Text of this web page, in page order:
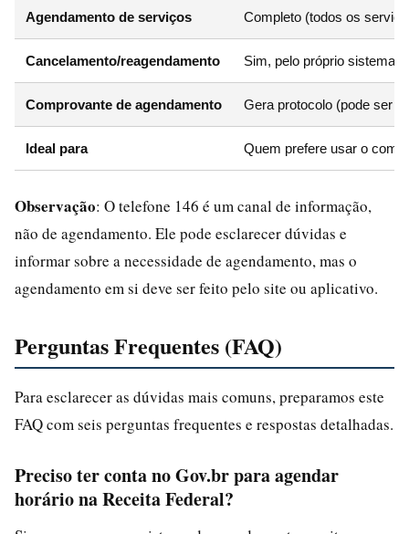
Agendamento de serviços Completo (todos os
Cancelamento/reagendamento Sim, pelo próprio sistema
Comprovante de agendamento Gera protocolo (pode ser
Ideal para Quem prefere usar o
Observação: O telefone 146 é um canal de informação,
não de agendamento. Ele pode esclarecer dúvidas e
informar sobre a necessidade de agendamento, mas o
agendamento em si deve ser feito pelo site ou aplicativo.
Perguntas Frequentes (FAQ)
Para esclarecer as dúvidas mais comuns, preparamos este
FAQ com seis perguntas frequentes e respostas detalhadas.
Preciso ter conta no Gov.br para agendar
horário na Receita Federal?